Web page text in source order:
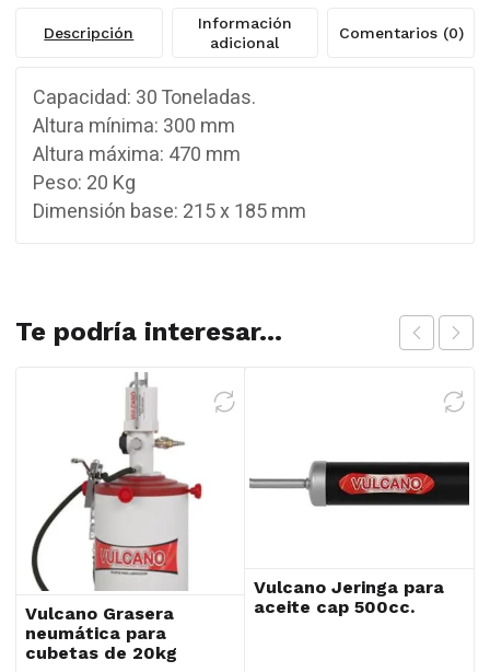
Descripción
Información
adicional
Comentarios (0)
Capacidad: 30 Toneladas.
Altura mínima: 300 mm
Altura máxima: 470 mm
Peso: 20 Kg
Dimensión base: 215 x 185 mm
Te podría interesar...
Vulcano Grasera
neumática para
cubetas de 20kg
Vulcano Jeringa para
aceite cap 500cc.